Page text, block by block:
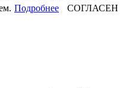
Подробнее СОГЛАСЕН